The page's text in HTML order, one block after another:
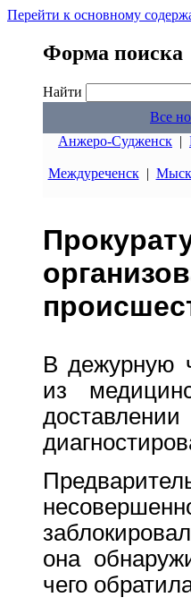
Перейти к основному
Форма поиска
Найти
Все
Анжеро-Судженск |
Междуреченск|
В дежурную
из
она
чего